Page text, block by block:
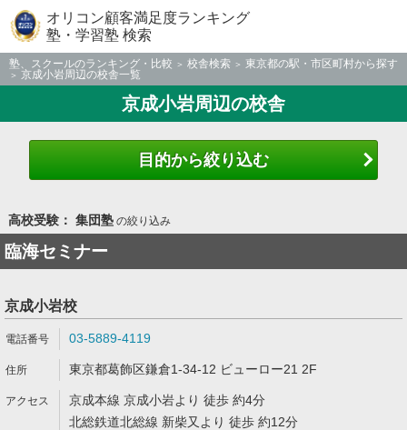
オリコン顧客満足度ランキング
塾・学習塾 検索
塾、スクールのランキング・比較 校舎検索
東京都の駅・市区町村から探す
京成小岩周辺の校舎一覧
京成小岩周辺の校舎
目的から絞り込む
高校受験： 集団塾の絞り込み
臨海セミナー
京成小岩校
03-5889-4119
東京都葛飾区鎌倉1-34-12 ビューロー21 2F
京成本線 京成小岩より 徒歩 約4分
北総鉄道北総線 新柴又より 徒歩 約12分